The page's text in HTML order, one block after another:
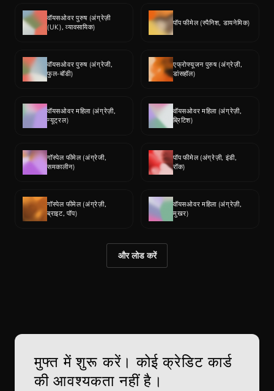
वॉयसओवर पुरुष (अंग्रेज़ी
(UK), व्यावसायिक)
पॉप फीमेल (स्पैनिश, डायनेमिक)
वॉयसओवर पुरुष (अंग्रेजी,
फुल-बॉडी)
एफ्रोफ्यूजन पुरुष (अंग्रेज़ी,
डांसहॉल)
वॉयसओवर महिला (अंग्रेज़ी,
न्यूट्रल)
वॉयसओवर महिला (अंग्रेज़ी,
ब्रिटिश)
गॉस्पेल फीमेल (अंग्रेजी,
समकालीन)
पॉप फीमेल (अंग्रेज़ी, इंडी,
रॉक)
गॉस्पेल फीमेल (अंग्रेज़ी,
ब्राइट, पॉप)
वॉयसओवर महिला (अंग्रेज़ी,
मुखर)
और लोड करें
मुफ्त में शुरू करें। कोई क्रेडिट कार्ड
की आवश्यकता नहीं है।